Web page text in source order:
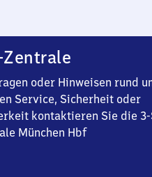
Zentrale
oder Hinweisen rund
Service, Sicherheit oder
kontaktieren Sie die 3-
München Hbf